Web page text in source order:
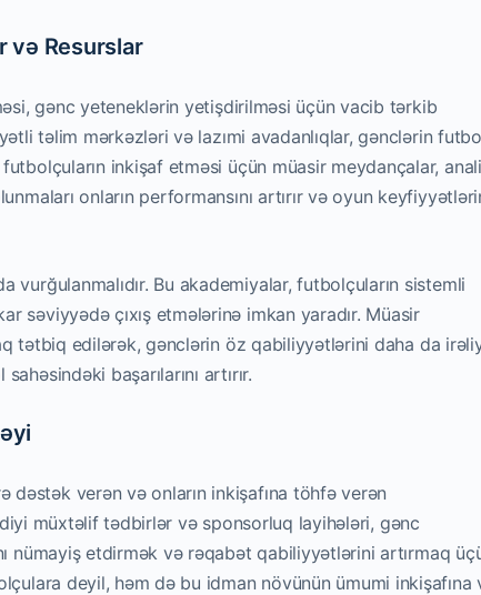
və Resurslar
gənc yeteneklərin yetişdirilməsi üçün vacib tərkib
təlim mərkəzləri və lazımi avadanlıqlar, gənclərin
inkişaf etməsi üçün müasir meydançalar,
onların performansını artırır və oyun
vurğulanmalıdır. Bu akademiyalar, futbolçuların sistemli
səviyyədə çıxış etmələrinə imkan yaradır. Müasir
tətbiq edilərək, gənclərin öz qabiliyyətlərini daha da
başarılarını artırır.
dəstək verən və onların inkişafına töhfə verən
müxtəlif tədbirlər və sponsorluq layihələri, gənc
nümayiş etdirmək və rəqabət qabiliyyətlərini artırmaq
deyil, həm də bu idman növünün ümumi inkişafına